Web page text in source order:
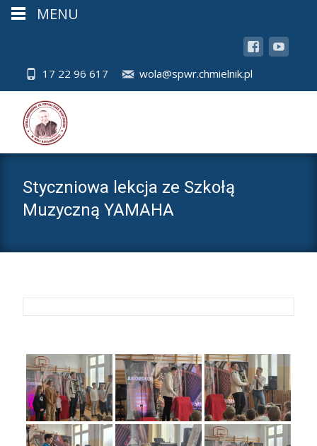
17 22 96 617 wola@spwr.chmielnik.pl
Styczniowa lekcja ze Szkołą
Muzyczną YAMAHA
MENU